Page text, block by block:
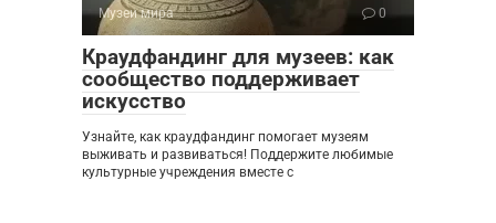
Музеи мира 0
Краудфандинг для музеев: как
сообщество поддерживает
искусство
Узнайте, как краудфандинг помогает музеям
выживать и развиваться! Поддержите любимые
культурные учреждения вместе с